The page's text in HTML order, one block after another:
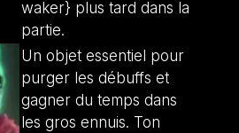
waker} plus tard dans la
partie.
Un objet essentiel pour
purger les débuffs et
gagner du temps dans
les gros ennuis. Ton